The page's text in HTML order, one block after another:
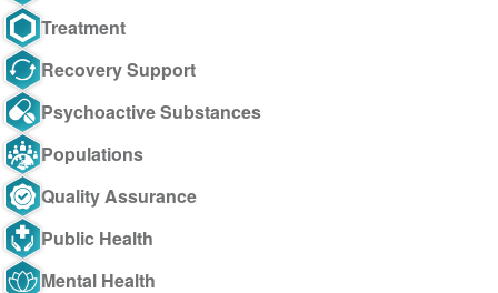
Treatment
Recovery Support
Psychoactive Substances
Populations
Quality Assurance
Public Health
Mental Health